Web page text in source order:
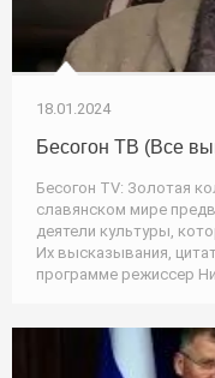
18.01.2024
Бесогон ТВ (Все
Бесогон TV: Золотая
славянском мире
деятели культуры,
Их высказывания,
программе режиссер